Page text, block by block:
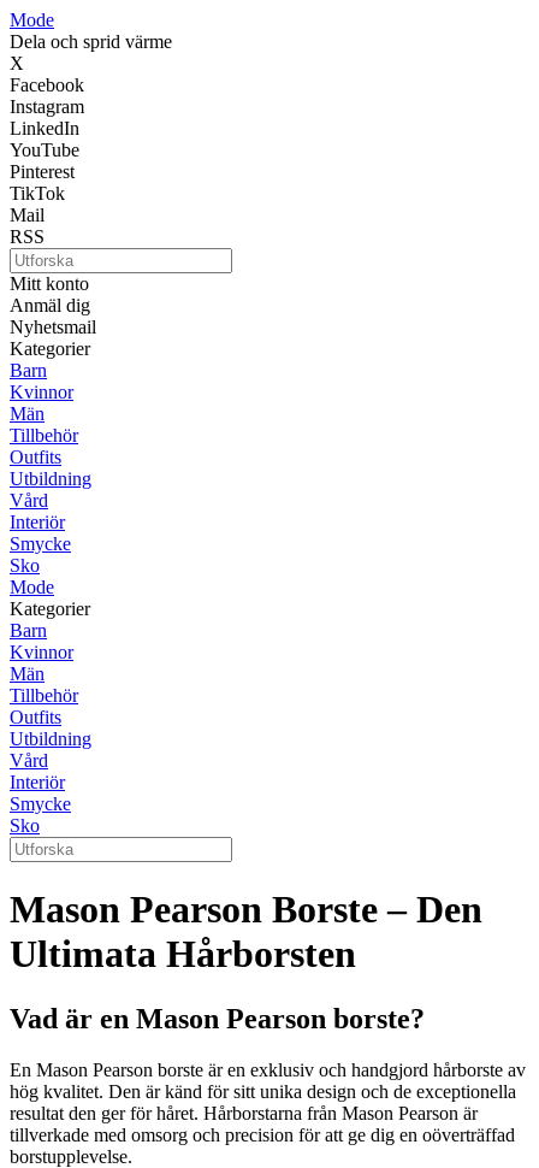
Mode
Dela och sprid värme
X
Facebook
Instagram
LinkedIn
YouTube
Pinterest
TikTok
Mail
RSS
Mitt konto
Anmäl dig
Nyhetsmail
Kategorier
Barn
Kvinnor
Män
Tillbehör
Outfits
Utbildning
Vård
Interiör
Smycke
Sko
Mode
Kategorier
Barn
Kvinnor
Män
Tillbehör
Outfits
Utbildning
Vård
Interiör
Smycke
Sko
Mason Pearson Borste – Den
Ultimata Hårborsten
Vad är en Mason Pearson borste?
En Mason Pearson borste är en exklusiv och handgjord hårborste av
hög kvalitet. Den är känd för sitt unika design och de exceptionella
resultat den ger för håret. Hårborstarna från Mason Pearson är
tillverkade med omsorg och precision för att ge dig en oöverträffad
borstupplevelse.